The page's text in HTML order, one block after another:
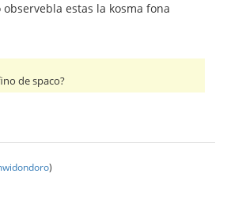
estas la kosma fona
de spaco?
)